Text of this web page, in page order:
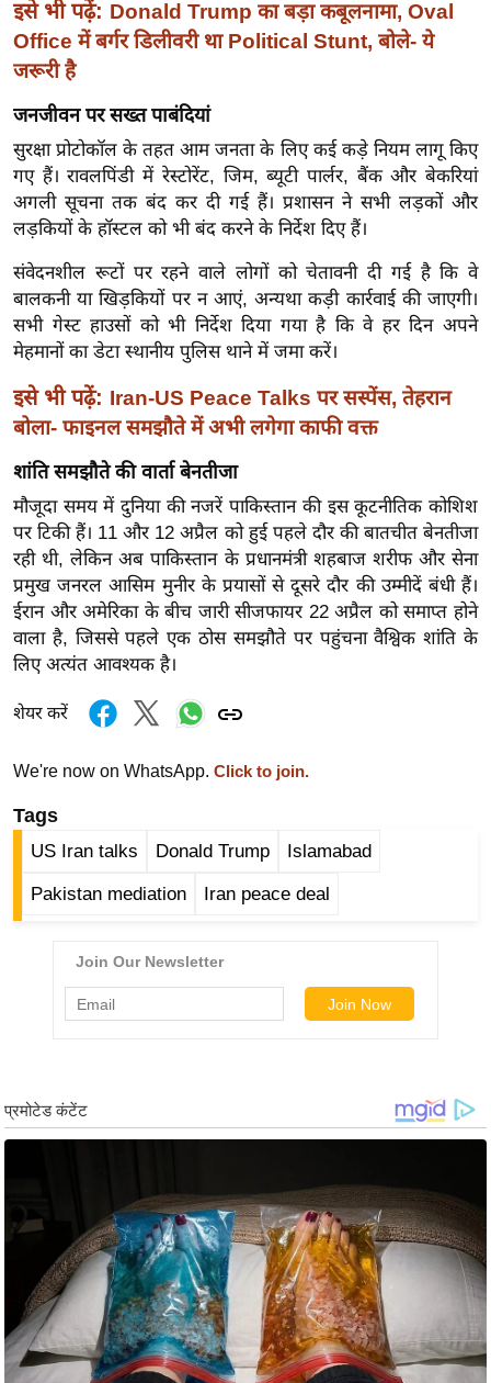
बे
मि
ल
श
ख्सि
य
त
यं
ग
इं
डि
या
सा
त्य
ज
ग
त
ऑ
टो
व
न्यू
ब्री
फ
रं
ली
वु
ली
फि
ल्म
स
इसे भी पढ़ें: Donald Trump का बड़ा कबूलनामा, Oval
Office में बर्गर डिलीवरी था Political Stunt, बोले- ये
जरूरी है
जनजीवन पर सख्त पाबंदियां
सुरक्षा प्रोटोकॉल के तहत आम जनता के लिए कई कड़े नियम लागू किए
गए हैं। रावलपिंडी में रेस्टोरेंट, जिम, ब्यूटी पार्लर, बैंक और बेकरियां
अगली सूचना तक बंद कर दी गई हैं। प्रशासन ने सभी लड़कों और
लड़कियों के हॉस्टल को भी बंद करने के निर्देश दिए हैं।
संवेदनशील रूटों पर रहने वाले लोगों को चेतावनी दी गई है कि वे
बालकनी या खिड़कियों पर न आएं, अन्यथा कड़ी कार्रवाई की जाएगी।
सभी गेस्ट हाउसों को भी निर्देश दिया गया है कि वे हर दिन अपने
मेहमानों का डेटा स्थानीय पुलिस थाने में जमा करें।
इसे भी पढ़ें: Iran-US Peace Talks पर सस्पेंस, तेहरान
बोला- फाइनल समझौते में अभी लगेगा काफी वक्त
शांति समझौते की वार्ता बेनतीजा
मौजूदा समय में दुनिया की नजरें पाकिस्तान की इस कूटनीतिक कोशिश
पर टिकी हैं। 11 और 12 अप्रैल को हुई पहले दौर की बातचीत बेनतीजा
रही थी, लेकिन अब पाकिस्तान के प्रधानमंत्री शहबाज शरीफ और सेना
प्रमुख जनरल आसिम मुनीर के प्रयासों से दूसरे दौर की उम्मीदें बंधी हैं।
ईरान और अमेरिका के बीच जारी सीजफायर 22 अप्रैल को समाप्त होने
वाला है, जिससे पहले एक ठोस समझौते पर पहुंचना वैश्विक शांति के
लिए अत्यंत आवश्यक है।
शेयर करें
We're now on WhatsApp. Click to join.
Tags
US Iran talks Donald Trump Islamabad
Pakistan mediation Iran peace deal